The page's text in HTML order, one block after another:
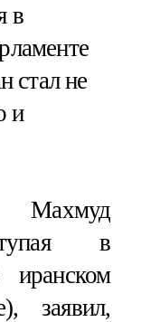
в
стал не
и
Махмуд
в
заявил,